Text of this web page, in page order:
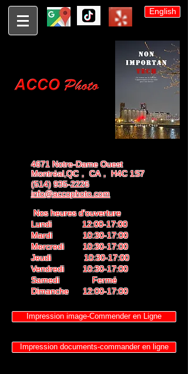
English
4671 Notre-Dame Ouest
Montréal,QC， CA， H4C 1S7
(514) 935-2226
info@accophoto.com
Nos heures d'ouverture
Lundi 12:00-17:00
Mardi 10:30-17:00
Mercredi 10:30-17:00
Jeudi 10:30-17:00
Vendredi 10:30-17:00
Samedi Fermé
Dimanche 12:00-17:00
Impression image-Commender en Ligne
Impression documents-commander en ligne